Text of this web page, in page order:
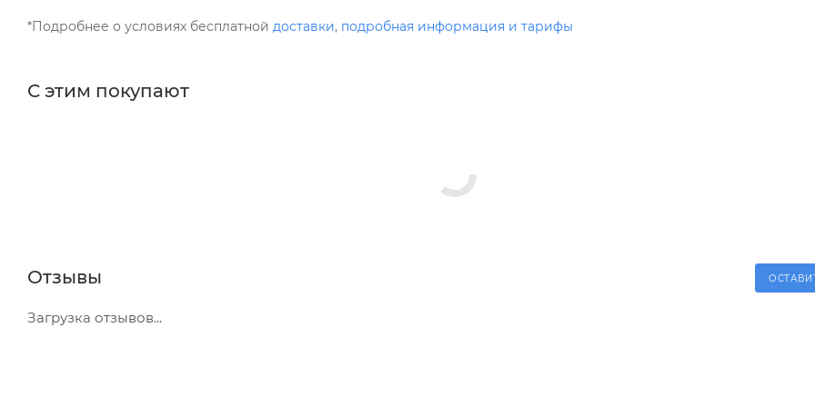
*Подробнее о условиях бесплатной доставки, подробная информация и тарифы
С этим покупают
Отзывы
Загрузка отзывов...